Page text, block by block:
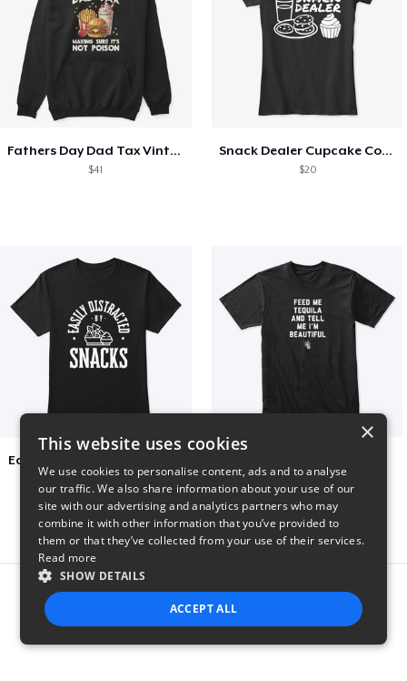
Fathers Day Dad Tax Vintage Papa T-Shirt
$41
Snack Dealer Cupcake Cookie and Milk
$20
Easily Distracted by Snacks
$20 $30
Report this product
×
This website uses cookies
We use cookies to personalise content, ads and to analyse
our traffic. We also share information about your use of our
site with our advertising and analytics partners who may
combine it with other information that you’ve provided to
them or that they’ve collected from your use of their services.
Read more
SHOW DETAILS
ACCEPT ALL
STRICTLY NECESSARY PERFORMANCE